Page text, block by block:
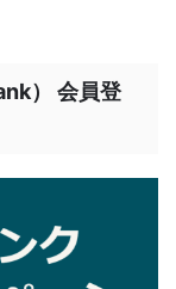
） 会員登